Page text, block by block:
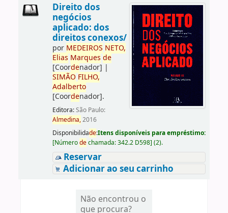
Direito dos
negócios
aplicado: dos
direitos conexos/
por MEDEIROS NETO,
Elias Marques de
[Coordenador] |
SIMÃO FILHO,
Adalberto
[Coordenador].
Editora:São Paulo:
Almedina,2016
Disponibilidade:Itens disponíveis para empréstimo:
[Númerodechamada:342.2 D598] (2).
Reservar
Adicionar ao seu carrinho
Não encontrou o
que procura?